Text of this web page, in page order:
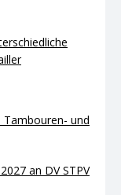
Tambouren- und
an DV STPV